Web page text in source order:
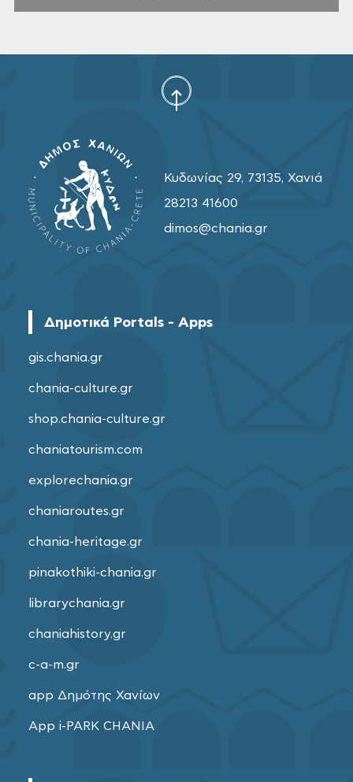
Κυδωνίας 29, 73135, Χανιά
28213 41600
dimos@chania.gr
Δημοτικά Portals - Apps
gis.chania.gr
chania-culture.gr
shop.chania-culture.gr
chaniatourism.com
explorechania.gr
chaniaroutes.gr
chania-heritage.gr
pinakothiki-chania.gr
librarychania.gr
chaniahistory.gr
c-a-m.gr
app Δημότης Χανίων
App i-PARK CHANIA